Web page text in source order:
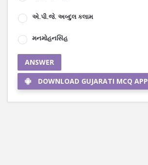
એ.પી.જે. અબ્દુલ કલામ
મનમોહનસિંહ
ANSWER
DOWNLOAD GUJARATI MCQ APP